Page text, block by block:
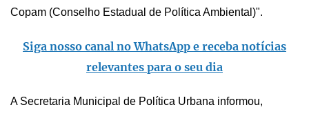
Copam (Conselho Estadual de Política Ambiental)".
Siga nosso canal no WhatsApp e receba notícias
relevantes para o seu dia
A Secretaria Municipal de Política Urbana informou,